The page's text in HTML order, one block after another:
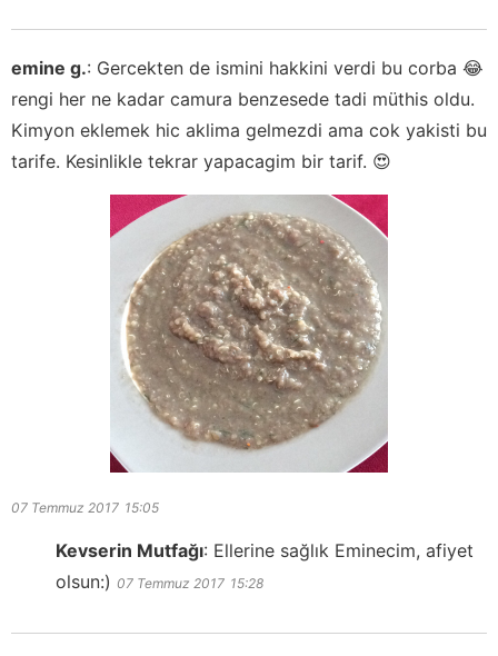
emine g.: Gercekten de ismini hakkini verdi bu corba 😂
rengi her ne kadar camura benzesede tadi müthis oldu.
Kimyon eklemek hic aklima gelmezdi ama cok yakisti bu
tarife. Kesinlikle tekrar yapacagim bir tarif. 😍
07 Temmuz 2017 15:05
Kevserin Mutfağı: Ellerine sağlık Eminecim, afiyet
olsun:) 07 Temmuz 2017 15:28